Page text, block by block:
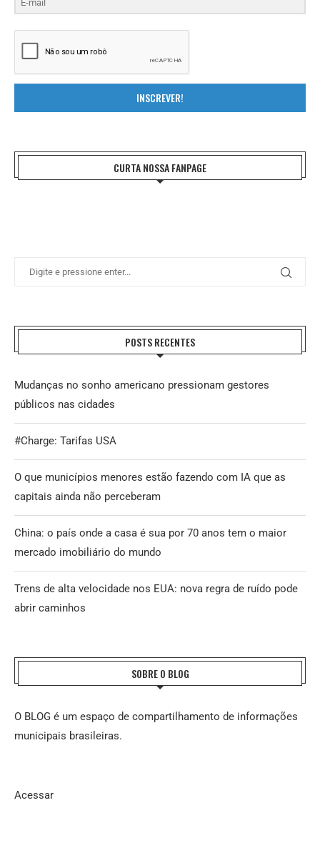
INSCREVER!
CURTA NOSSA FANPAGE
POSTS RECENTES
Mudanças no sonho americano pressionam gestores
públicos nas cidades
#Charge: Tarifas USA
O que municípios menores estão fazendo com IA que as
capitais ainda não perceberam
China: o país onde a casa é sua por 70 anos tem o maior
mercado imobiliário do mundo
Trens de alta velocidade nos EUA: nova regra de ruído pode
abrir caminhos
SOBRE O BLOG
O BLOG é um espaço de compartilhamento de informações
municipais brasileiras.
Acessar